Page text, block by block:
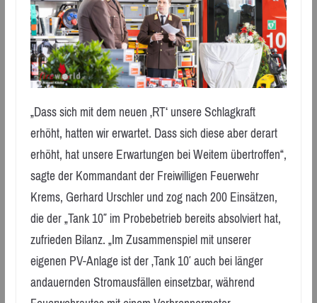
„Dass sich mit dem neuen ‚RT‘ unsere Schlagkraft
erhöht, hatten wir erwartet. Dass sich diese aber derart
erhöht, hat unsere Erwartungen bei Weitem übertroffen“,
sagte der Kommandant der Freiwilligen Feuerwehr
Krems, Gerhard Urschler und zog nach 200 Einsätzen,
die der „Tank 10″ im Probebetrieb bereits absolviert hat,
zufrieden Bilanz. „Im Zusammenspiel mit unserer
eigenen PV-Anlage ist der ‚Tank 10′ auch bei länger
andauernden Stromausfällen einsetzbar, während